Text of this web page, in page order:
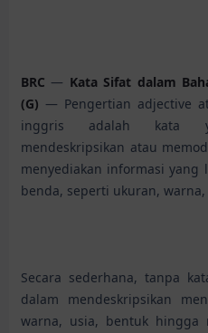
BRC — Kata Sifat dalam
(G) — Pengertian adjective
inggris adalah kata
mendeskripsikan atau
menyediakan informasi yang
benda, seperti ukuran,
Secara sederhana, tanpa
dalam mendeskripsikan
warna, usia, bentuk hingga